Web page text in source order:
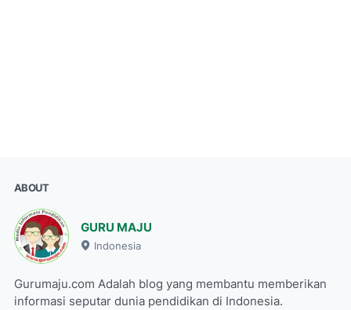
ABOUT
GURU MAJU
Indonesia
Gurumaju.com Adalah blog yang membantu memberikan
informasi seputar dunia pendidikan di Indonesia.